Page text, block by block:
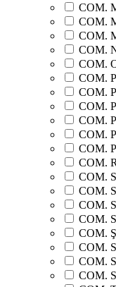
COM.
COM.
COM.
COM.
COM.
COM.
COM.
COM.
COM.
COM.
COM.
COM.
COM.
COM.
COM.
COM.
COM.
COM.
COM.
COM.